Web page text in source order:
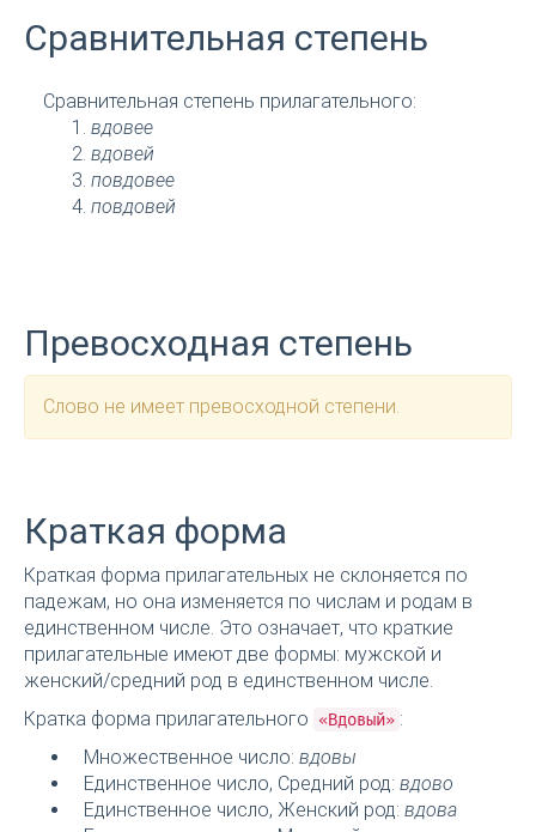
Сравнительная степень
Сравнительная степень прилагательного:
вдовее
вдовей
повдовее
повдовей
Превосходная степень
Слово не имеет превосходной степени.
Краткая форма
Краткая форма прилагательных не склоняется по
падежам, но она изменяется по числам и родам в
единственном числе. Это означает, что краткие
прилагательные имеют две формы: мужской и
женский/средний род в единственном числе.
Кратка форма прилагательного
«Вдовый» :
Множественное число: вдовы
Единственное число, Средний род: вдово
Единственное число, Женский род: вдова